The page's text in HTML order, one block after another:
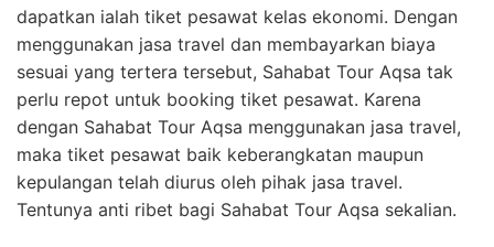
dapatkan ialah tiket pesawat kelas ekonomi. Dengan
menggunakan jasa travel dan membayarkan biaya
sesuai yang tertera tersebut, Sahabat Tour Aqsa tak
perlu repot untuk booking tiket pesawat. Karena
dengan Sahabat Tour Aqsa menggunakan jasa travel,
maka tiket pesawat baik keberangkatan maupun
kepulangan telah diurus oleh pihak jasa travel.
Tentunya anti ribet bagi Sahabat Tour Aqsa sekalian.